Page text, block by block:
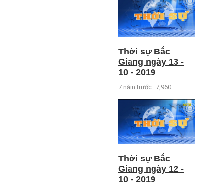
Thời sự Bắc
Giang ngày 13 -
10 - 2019
7 năm trước 7,960
Thời sự Bắc
Giang ngày 12 -
10 - 2019